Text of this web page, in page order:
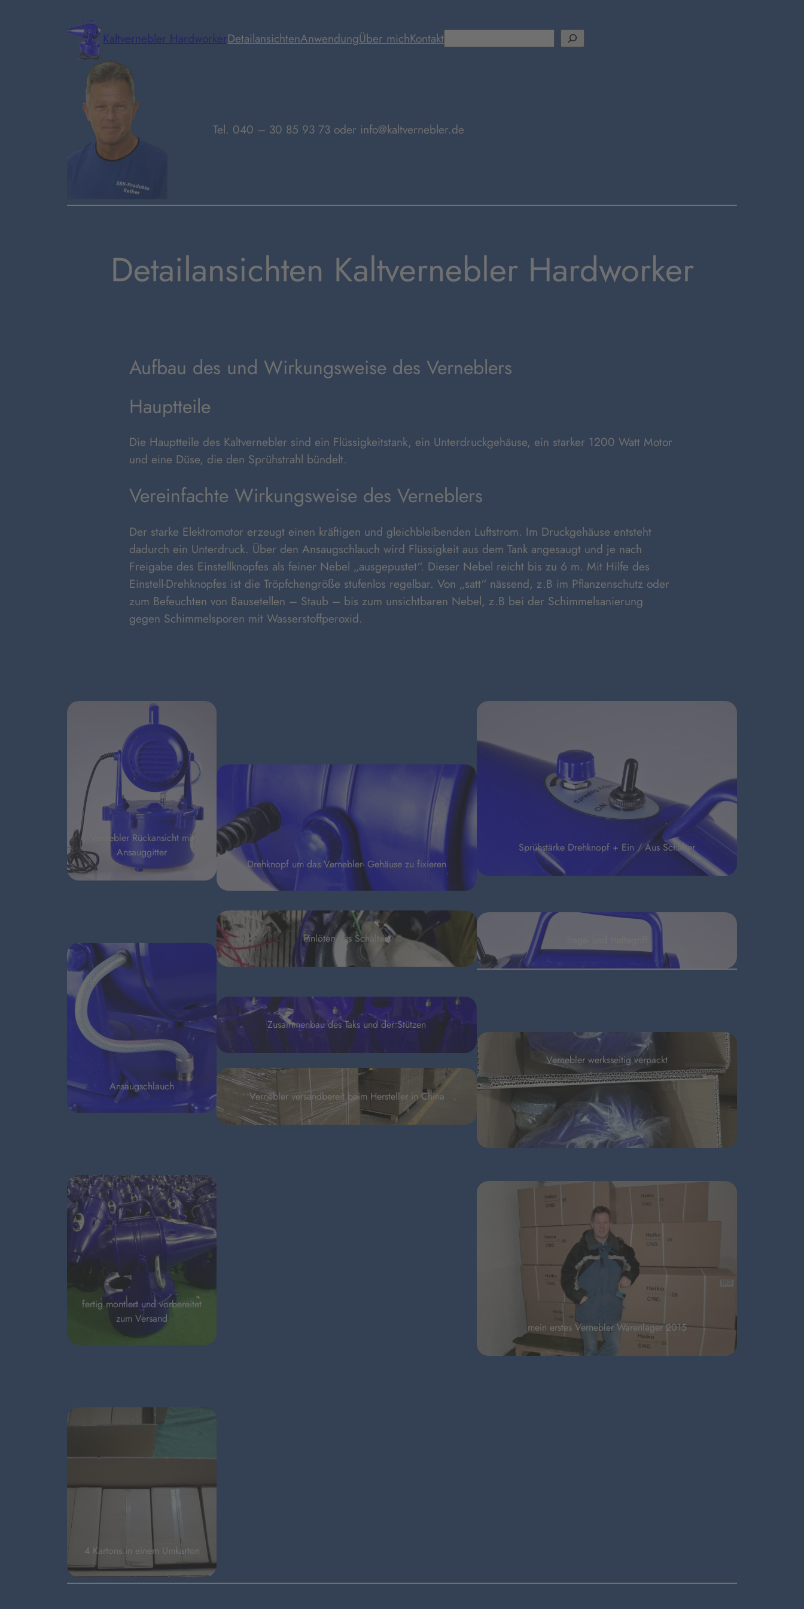
Kaltvernebler HardworkerDetailansichtenAnwendungÜber michKontaktSuchen
Tel. 040 – 30 85 93 73 oder info@kaltvernebler.de
Detailansichten Kaltvernebler Hardworker
Aufbau des und Wirkungsweise des Verneblers
Hauptteile
Die Hauptteile des Kaltvernebler sind ein Flüssigkeitstank, ein Unterdruckgehäuse, ein starker 1200 Watt Motor
und eine Düse, die den Sprühstrahl bündelt.
Vereinfachte Wirkungsweise des Verneblers
Der starke Elektromotor erzeugt einen kräftigen und gleichbleibenden Luftstrom. Im Druckgehäuse entsteht
dadurch ein Unterdruck. Über den Ansaugschlauch wird Flüssigkeit aus dem Tank angesaugt und je nach
Freigabe des Einstellknopfes als feiner Nebel „ausgepustet“. Dieser Nebel reicht bis zu 6 m. Mit Hilfe des
Einstell-Drehknopfes ist die Tröpfchengröße stufenlos regelbar. Von „satt“ nässend, z.B im Pflanzenschutz oder
zum Befeuchten von Bausetellen – Staub – bis zum unsichtbaren Nebel, z.B bei der Schimmelsanierung
gegen Schimmelsporen mit Wasserstoffperoxid.
Vernebler Rückansicht mit
Ansauggitter
Ansaugschlauch
fertig montiert und vorbereitet
zum Versand
4 Kartons in einem Umkarton
Drehknopf um das Vernebler- Gehäuse zu fixieren
einlöten des Schalters
Zusammenbau des Taks und der Stützen
Vernebler versandbereit beim Hersteller in China
Sprühstärke Drehknopf + Ein / Aus Schalter
Vernebler werksseitig verpackt
mein erstes Vernebler Warenlager 2015